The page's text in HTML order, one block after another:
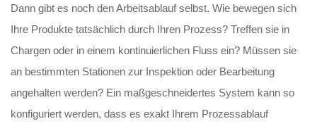
Dann gibt es noch den Arbeitsablauf selbst. Wie bewegen sich
Ihre Produkte tatsächlich durch Ihren Prozess? Treffen sie in
Chargen oder in einem kontinuierlichen Fluss ein? Müssen sie
an bestimmten Stationen zur Inspektion oder Bearbeitung
angehalten werden? Ein maßgeschneidertes System kann so
konfiguriert werden, dass es exakt Ihrem Prozessablauf